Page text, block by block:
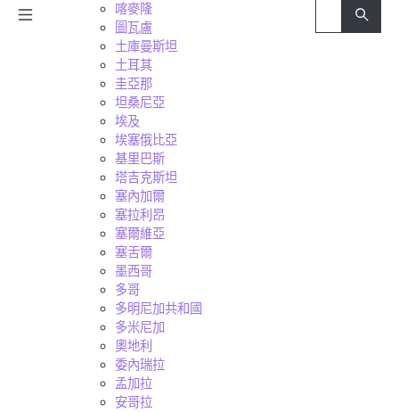
喀麥隆
圖瓦盧
土庫曼斯坦
土耳其
圭亞那
坦桑尼亞
埃及
埃塞俄比亞
基里巴斯
塔吉克斯坦
塞內加爾
塞拉利昂
塞爾維亞
塞舌爾
墨西哥
多哥
多明尼加共和國
多米尼加
奧地利
委內瑞拉
孟加拉
安哥拉